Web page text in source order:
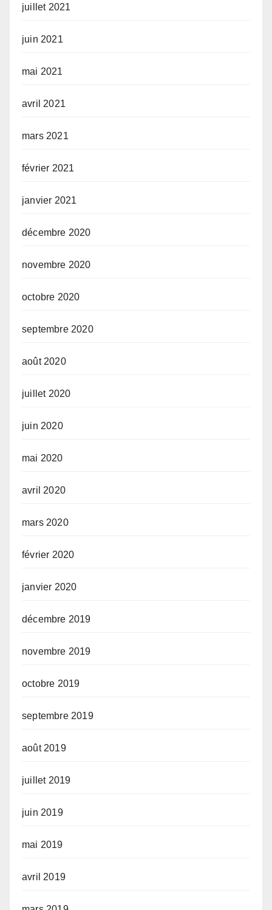
juillet 2021
juin 2021
mai 2021
avril 2021
mars 2021
février 2021
janvier 2021
décembre 2020
novembre 2020
octobre 2020
septembre 2020
août 2020
juillet 2020
juin 2020
mai 2020
avril 2020
mars 2020
février 2020
janvier 2020
décembre 2019
novembre 2019
octobre 2019
septembre 2019
août 2019
juillet 2019
juin 2019
mai 2019
avril 2019